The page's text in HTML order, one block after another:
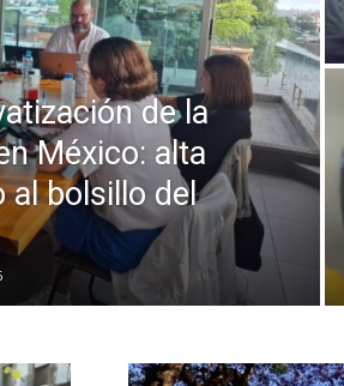
de la
México: alta
al bolsillo del